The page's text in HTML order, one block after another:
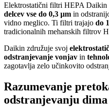
Elektrostatični filtri HEPA Daikin
delcev vse do 0,3 μm in
vidno meglico. Ti filtri trajajo do
tradicionalnih mehanskih filtrov
Daikin združuje svoj
odstranjevanje vonjav in
zagotavlja zelo učinkovito
Razumevanje
odstranjevanju dima